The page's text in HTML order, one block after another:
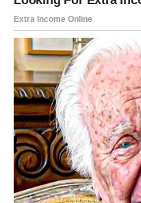
niti želje da se nađe
shvatio je da je više živio
izgubio svoju osobnost u
bila impulsivna; bila je
identitet.